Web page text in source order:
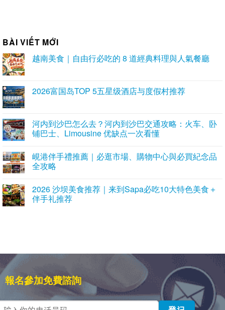
BÀI VIẾT MỚI
越南美食｜自由行必吃的 8 道經典料理與人氣餐廳
2026富国岛TOP 5五星级酒店与度假村推荐
河内到沙巴怎么去？河内到沙巴交通攻略：火车、卧
铺巴士、Limousine 优缺点一次看懂
峴港伴手禮推薦｜必逛市場、購物中心與必買紀念品
全攻略
2026 沙坝美食推荐｜来到Sapa必吃10大特色美食＋
伴手礼推荐
報名參加免費諮詢